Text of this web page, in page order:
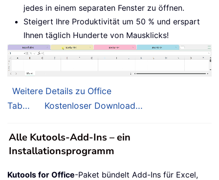
jedes in einem separaten Fenster zu öffnen.
Steigert Ihre Produktivität um 50 % und erspart
Ihnen täglich Hunderte von Mausklicks!
Weitere Details zu Office
Tab...
Kostenloser Download...
Alle Kutools-Add-Ins – ein
Installationsprogramm
Kutools for Office-Paket bündelt Add-Ins für Excel,